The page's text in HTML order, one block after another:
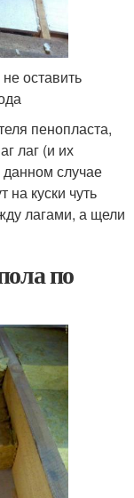
оставить
пенопласта,
лаг (и их
случае
на куски чуть
лагами, а щели
по